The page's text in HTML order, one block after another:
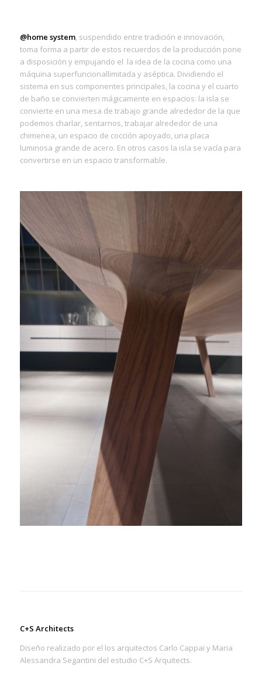
@home system, suspendido entre tradición e innovación,
toma forma a partir de estos recuerdos de la producción pone
a disposición y empujando el la idea de la cocina como una
máquina superfuncionallimitada y aséptica. Dividiendo el
sistema en sus componentes principales, la cocina y el cuarto
de baño se convierten mágicamente en espacios: la isla se
convierte en una mesa de trabajo grande alrededor de la que
podemos charlar, sentarnos, trabajar alrededor de una
chimenea, un espacio de cocción apoyado, una placa
luminosa grande de acero. En otros casos la isla se vacía para
convertirse en un espacio transformable.
C+S Architects
Diseño realizado por el los arquitectos Carlo Cappai y Maria
Alessandra Segantini del estudio C+S Arquitects.